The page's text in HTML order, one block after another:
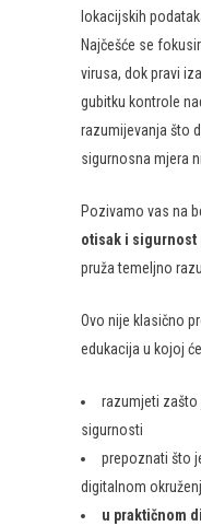
lokacijskih
Najčešće se
virusa, dok pravi
gubitku kontrole
razumijevanja što
sigurnosna mjera
Pozivamo vas na
otisak i sigurnost
pruža temeljno
Ovo nije klasično
edukacija u kojoj
razumjeti zašto
sigurnosti
prepoznati što
digitalnom
u praktičnom